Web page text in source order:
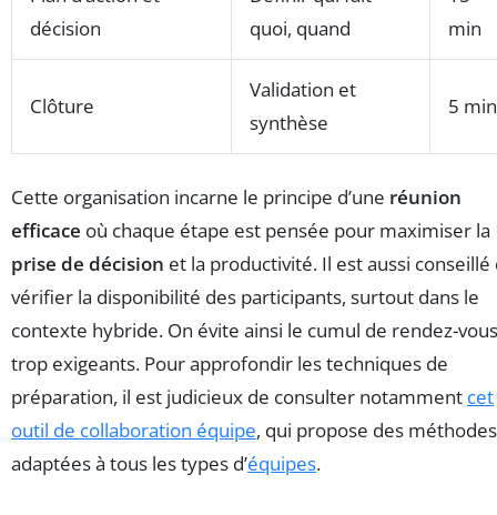
décision
quoi, quand
min
Clôture
Validation et
synthèse
5 min
Cette organisation incarne le principe d’une réunion
efficace où chaque étape est pensée pour maximiser la
prise de décision et la productivité. Il est aussi conseillé
vérifier la disponibilité des participants, surtout dans le
contexte hybride. On évite ainsi le cumul de rendez-vous
trop exigeants. Pour approfondir les techniques de
préparation, il est judicieux de consulter notamment cet
outil de collaboration équipe, qui propose des méthodes
adaptées à tous les types d’équipes.